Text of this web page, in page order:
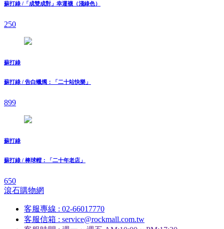
蘇打綠 /「成雙成對」幸運襪（淺綠色）
250
蘇打綠
蘇打綠 / 告白蠟燭：「二十站快樂」
899
蘇打綠
蘇打綠 / 棒球帽：「二十年老店」
650
滾石購物網
客服專線 : 02-66017770
客服信箱 : service@rockmall.com.tw